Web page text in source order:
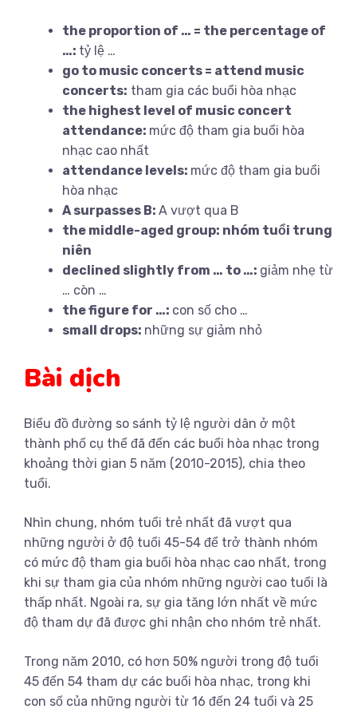
the proportion of … = the percentage of
…: tỷ lệ …
go to music concerts = attend music
concerts: tham gia các buổi hòa nhạc
the highest level of music concert
attendance: mức độ tham gia buổi hòa
nhạc cao nhất
attendance levels: mức độ tham gia buổi
hòa nhạc
A surpasses B: A vượt qua B
the middle-aged group: nhóm tuổi trung
niên
declined slightly from … to …: giảm nhẹ từ
… còn …
the figure for …: con số cho …
small drops: những sự giảm nhỏ
Bài dịch
Biểu đồ đường so sánh tỷ lệ người dân ở một
thành phố cụ thể đã đến các buổi hòa nhạc trong
khoảng thời gian 5 năm (2010-2015), chia theo
tuổi.
Nhìn chung, nhóm tuổi trẻ nhất đã vượt qua
những người ở độ tuổi 45-54 để trở thành nhóm
có mức độ tham gia buổi hòa nhạc cao nhất, trong
khi sự tham gia của nhóm những người cao tuổi là
thấp nhất. Ngoài ra, sự gia tăng lớn nhất về mức
độ tham dự đã được ghi nhận cho nhóm trẻ nhất.
Trong năm 2010, có hơn 50% người trong độ tuổi
45 đến 54 tham dự các buổi hòa nhạc, trong khi
con số của những người từ 16 đến 24 tuổi và 25